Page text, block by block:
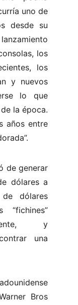
uno de
desde su
los
los
y nuevos
lo que
la época.
años entre
de generar
dólares a
dólares
y
una
Bros